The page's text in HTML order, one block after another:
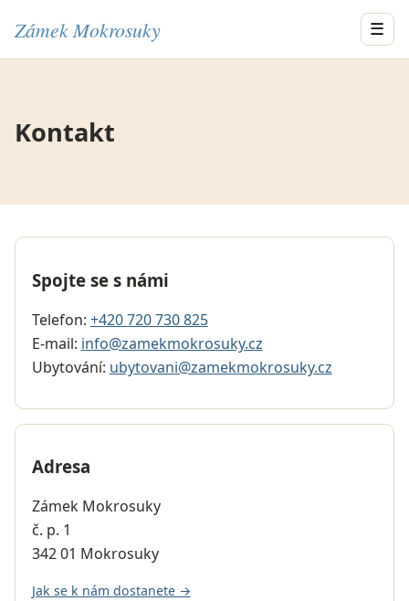
Zámek Mokrosuky ☰
Kontakt
Spojte se s námi
Telefon: +420 720 730 825
E-mail: info@zamekmokrosuky.cz
Ubytování: ubytovani@zamekmokrosuky.cz
Adresa
Zámek Mokrosuky
č. p. 1
342 01 Mokrosuky
Jak se k nám dostanete →